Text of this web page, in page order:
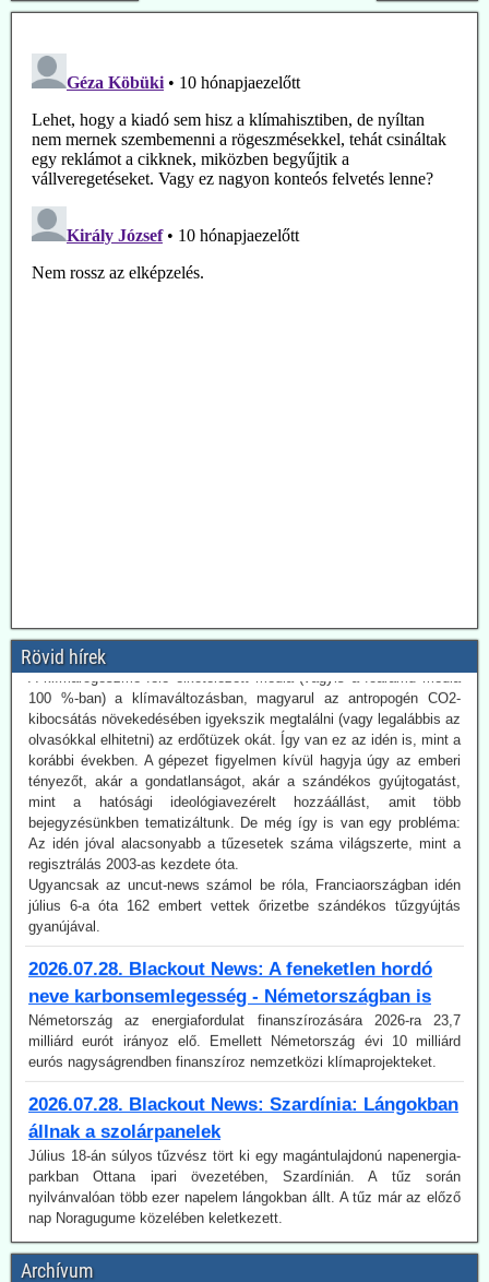
felületen sem. „Végre,
Rövid hírek
100 %-ban) a klímaváltozásban, magyarul az antropogén CO2-
kibocsátás növekedésében igyekszik megtalálni (vagy legalábbis az
olvasókkal elhitetni) az erdőtüzek okát. Így van ez az idén is, mint a
korábbi években. A gépezet figyelmen kívül hagyja úgy az emberi
tényezőt, akár a gondatlanságot, akár a szándékos gyújtogatást,
mint a hatósági ideológiavezérelt hozzáállást, amit több
bejegyzésünkben tematizáltunk. De még így is van egy probléma:
Az idén jóval alacsonyabb a tűzesetek száma világszerte, mint a
regisztrálás 2003-as kezdete óta.
Ugyancsak az uncut-news számol be róla, Franciaországban idén
július 6-a óta 162 embert vettek őrizetbe szándékos tűzgyújtás
gyanújával.
2026.07.28. Blackout News: A feneketlen hordó
neve karbonsemlegesség - Németországban is
Németország az energiafordulat finanszírozására 2026-ra 23,7
milliárd eurót irányoz elő. Emellett Németország évi 10 milliárd
eurós nagyságrendben finanszíroz nemzetközi klímaprojekteket.
2026.07.28. Blackout News: Szardínia: Lángokban
állnak a szolárpanelek
Július 18-án súlyos tűzvész tört ki egy magántulajdonú napenergia-
parkban Ottana ipari övezetében, Szardínián. A tűz során
nyilvánvalóan több ezer napelem lángokban állt. A tűz már az előző
nap Noragugume közelében keletkezett.
2026.07.28. EIKE: Henrik Svensmark nemzetközi
hírű légkörkutatót elbocsátotta egyeteme
állásából - feltehetően a klímapánikkeltést cáfoló
Archívum